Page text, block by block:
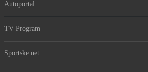
Autoportal
TV Program
Sportske net